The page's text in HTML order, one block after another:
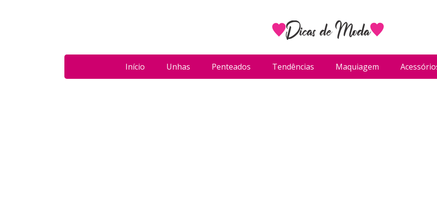
Início Unhas Penteados Tendências Maquiagem